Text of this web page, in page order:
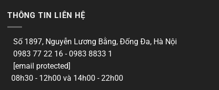
THÔNG TIN LIÊN HỆ
Số 1897, Nguyễn Lương Bằng, Đống Đa, Hà Nội
0983 77 22 16 - 0983 8833 1
[email protected]
08h30 - 12h00 và 14h00 - 22h00